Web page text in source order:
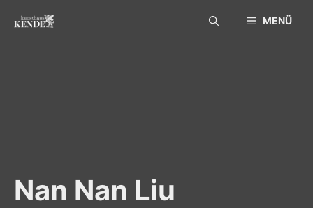
MENÜ
Nan Nan Liu